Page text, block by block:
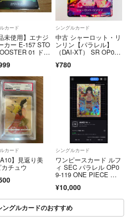
カード
未使用】エナジ
カー E-157 STO
01 ドラ
シングルカード
中古 シャーロット・リ
ンリン【パラレル】
（DAI-XT） SR OP08-
¥780
カード
】見返り美
チュウ
シングルカード
ワンピースカード ルフ
ィ SEC パラレル OP0
9-119 ONE PIECE 新
¥10,000
ングルカードのおすすめ